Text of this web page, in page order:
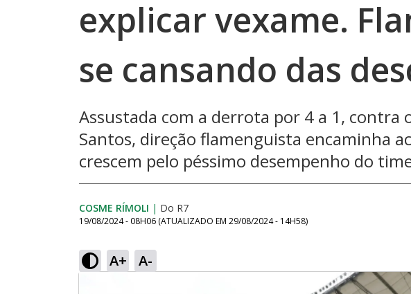
explicar vexame.
se cansando das
Assustada com a derrota por 4 a 1, contra
Santos, direção flamenguista encaminha
crescem pelo péssimo desempenho do
COSME RÍMOLI | Do R7
19/08/2024 - 08H06 (ATUALIZADO EM 29/08/2024 - 14H58)
A+ A-